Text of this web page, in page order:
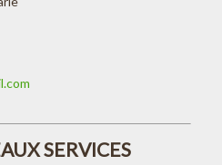
SERVICES